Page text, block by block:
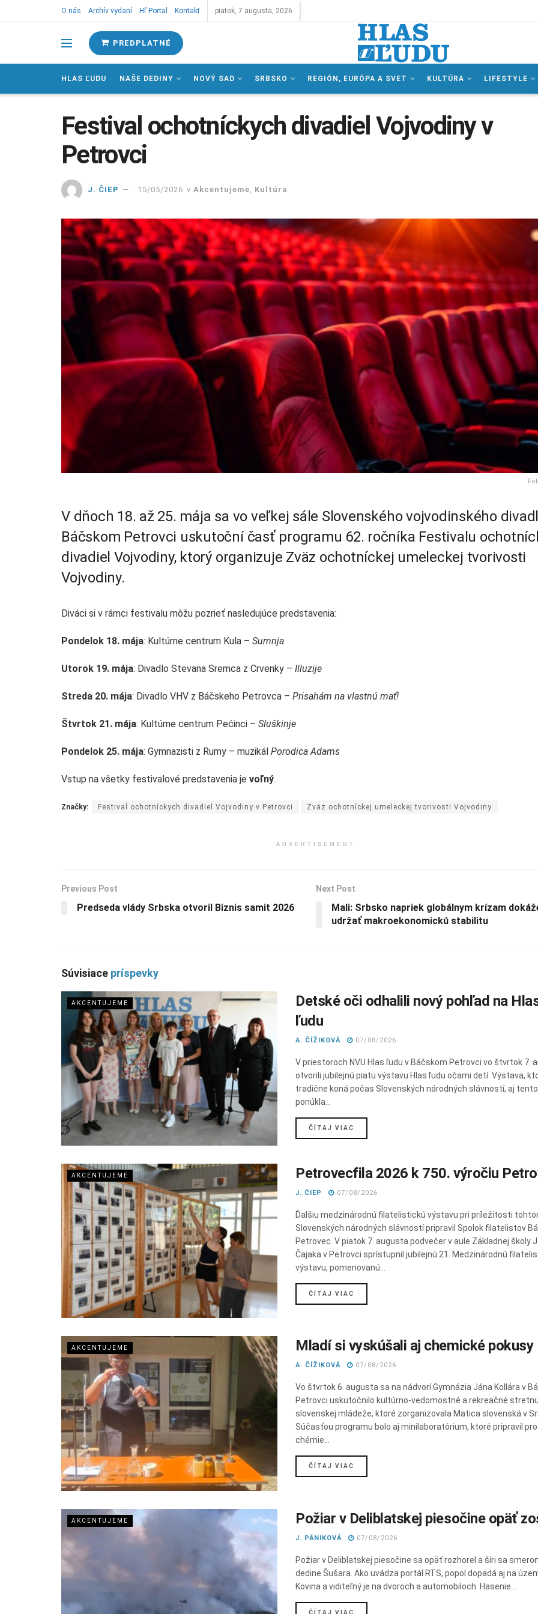
O nás Archív vydaní Hľ Portal Kontakt piatok, 7 augusta, 2026
PREDPLATNÉ
HLAS ĽUDU NAŠE DEDINY NOVÝ SAD SRBSKO REGIÓN, EURÓPA A SVET KULTÚRA LIFESTYLE
Festival ochotníckych divadiel Vojvodiny v
Petrovci
J. ČIEP 15/05/2026 v Akcentujeme Kultúra
V dňoch 18. až 25. mája sa vo veľkej sále Slovenského vojvodinského
Báčskom Petrovci uskutoční časť programu 62. ročníka Festivalu
divadiel Vojvodiny, ktorý organizuje Zväz ochotníckej umeleckej tvorivosti
Vojvodiny.
Diváci si v rámci festivalu môžu pozrieť nasledujúce predstavenia:
Pondelok 18. mája: Kultúrne centrum Kula – Sumnja
Utorok 19. mája: Divadlo Stevana Sremca z Crvenky – Illuzije
Streda 20. mája: Divadlo VHV z Báčskeho Petrovca – Prisahám na vlastnú mať!
Štvrtok 21. mája: Kultúrne centrum Pećinci – Sluškinje
Pondelok 25. mája: Gymnazisti z Rumy – muzikál Porodica Adams
Vstup na všetky festivalové predstavenia je voľný.
Značky: Festival ochotníckych divadiel Vojvodiny v Petrovci Zväz ochotníckej umeleckej tvorivosti Vojvodiny
ADVERTISEMENT
Previous Post
Predseda vlády Srbska otvoril Biznis samit 2026
Next Post
Mali: Srbsko napriek globálnym krízam
udržať makroekonomickú stabilitu
Súvisiace príspevky
AKCENTUJEME
Detské oči odhalili nový pohľad na
ľudu
A. ČÍŽIKOVÁ 07/08/2026
V priestoroch NVU Hlas ľudu v Báčskom Petrovci vo štvrtok 7.
otvorili jubilejnú piatu výstavu Hlas ľudu očami detí. Výstava,
tradične koná počas Slovenských národných slávností, aj
ponúkla...
ČÍTAJ VIAC
AKCENTUJEME Petrovecfila 2026 k 750. výročiu
J. ČIEP 07/08/2026
Ďalšiu medzinárodnú filatelistickú výstavu pri príležitosti
Slovenských národných slávností pripravil Spolok filatelistov
Petrovec. V piatok 7. augusta podvečer v aule Základnej školy
Čajaka v Petrovci sprístupnil jubilejnú 21. Medzinárodnú
výstavu, pomenovanú...
ČÍTAJ VIAC
AKCENTUJEME Mladí si vyskúšali aj chemické pokusy
A. ČÍŽIKOVÁ 07/08/2026
Vo štvrtok 6. augusta sa na nádvorí Gymnázia Jána Kollára v
Petrovci uskutočnilo kultúrno-vedomostné a rekreačné
slovenskej mládeže, ktoré zorganizovala Matica slovenská v
Súčasťou programu bolo aj minilaboratórium, ktoré pripravil
chémie...
ČÍTAJ VIAC
AKCENTUJEME Požiar v Deliblatskej piesočine opäť
J. PÁNIKOVÁ 07/08/2026
Požiar v Deliblatskej piesočine sa opäť rozhorel a šíri sa
dedine Šušara. Ako uvádza portál RTS, popol dopadá aj na
Kovina a viditeľný je na dvoroch a automobiloch. Hasenie...
ČÍTAJ VIAC